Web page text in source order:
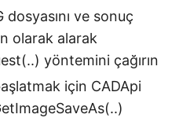
ve sonuç
olarak alarak
yöntemini çağırın
için CADApi